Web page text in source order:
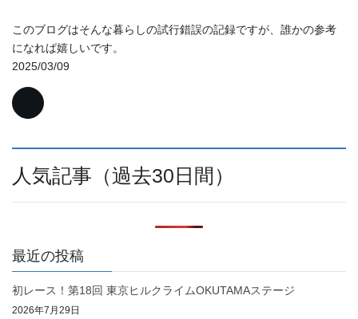
このブログはそんな暮らしの試行錯誤の記録ですが、誰かの参考
になれば嬉しいです。
2025/03/09
人気記事（過去30日間）
最近の投稿
初レース！第18回 東京ヒルクライムOKUTAMAステージ
2026年7月29日